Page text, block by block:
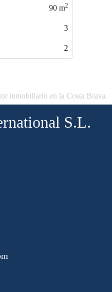
95m2
3
2
inmobiliario en la Costa Brava.
S.L.